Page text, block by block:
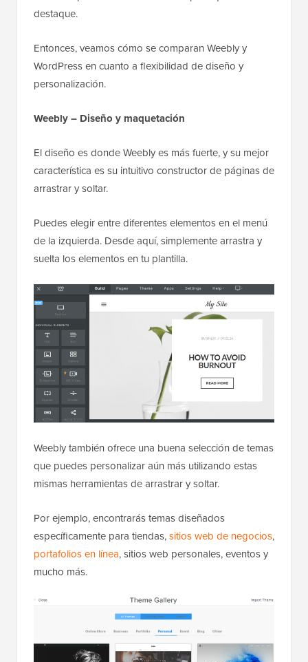
destaque.
Entonces, veamos cómo se comparan Weebly y
WordPress en cuanto a flexibilidad de diseño y
personalización.
Weebly – Diseño y maquetación
El diseño es donde Weebly es más fuerte, y su mejor
característica es su intuitivo constructor de páginas de
arrastrar y soltar.
Puedes elegir entre diferentes elementos en el menú
de la izquierda. Desde aquí, simplemente arrastra y
suelta los elementos en tu plantilla.
Weebly también ofrece una buena selección de temas
que puedes personalizar aún más utilizando estas
mismas herramientas de arrastrar y soltar.
Por ejemplo, encontrarás temas diseñados
específicamente para tiendas,sitios web de negocios,
portafolios en línea, sitios web personales, eventos y
mucho más.